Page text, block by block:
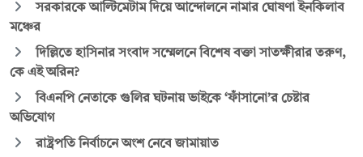
সরকারকে আল্টিমেটাম দিয়ে আন্দোলনে নামার ঘোষণা ইনকিলাব
মঞ্চের
দিল্লিতে হাসিনার সংবাদ সম্মেলনে বিশেষ বক্তা সাতক্ষীরার তরুণ,
কে এই অরিন?
বিএনপি নেতাকে গুলির ঘটনায় ভাইকে ‘ফাঁসানো’র চেষ্টার
অভিযোগ
রাষ্ট্রপতি নির্বাচনে অংশ নেবে জামায়াত